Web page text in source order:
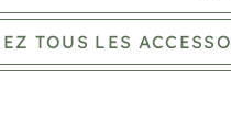
TOUS LES